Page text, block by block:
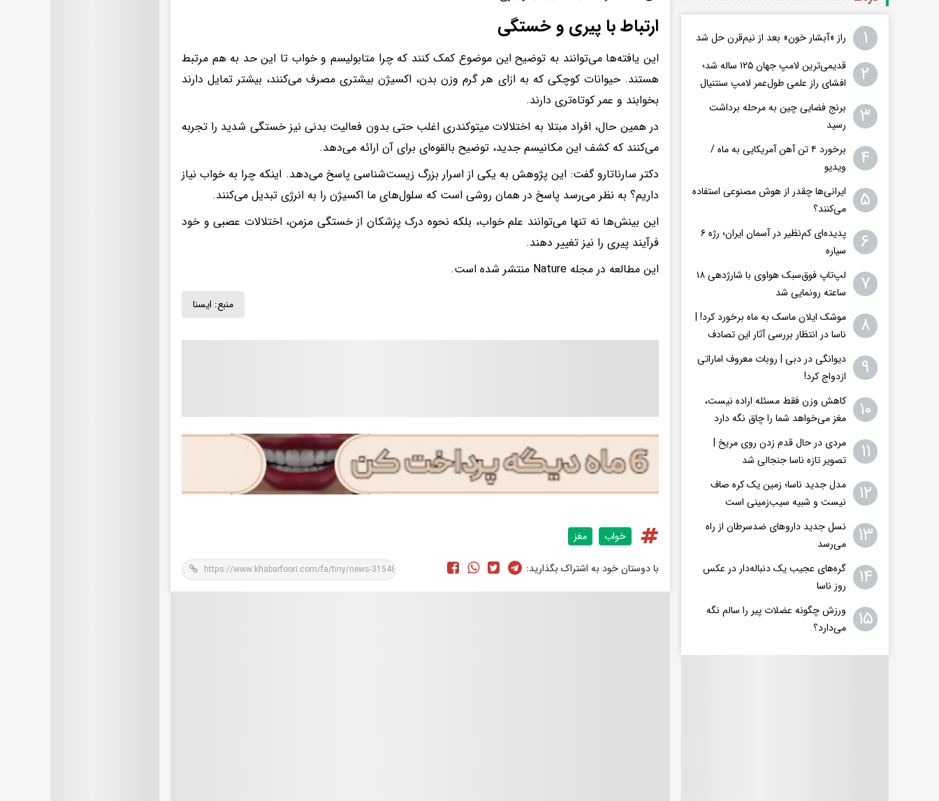
ارتباط با پیری و خستگی
این یافته‌ها می‌توانند به توضیح این موضوع کمک کنند که چرا متابولیسم و خواب تا این حد به هم مرتبط
هستند. حیوانات کوچکی که به ازای هر گرم وزن بدن، اکسیژن بیشتری مصرف می‌کنند، بیشتر تمایل دارند
بخوابند و عمر کوتاه‌تری دارند.
در همین حال، افراد مبتلا به اختلالات میتوکندری اغلب حتی بدون فعالیت بدنی نیز خستگی شدید را تجربه
می‌کنند که کشف این مکانیسم جدید، توضیح بالقوه‌ای برای آن ارائه می‌دهد.
دکتر سارناتارو گفت: این پژوهش به یکی از اسرار بزرگ زیست‌شناسی پاسخ می‌دهد. اینکه چرا به خواب نیاز
داریم؟ به نظر می‌رسد پاسخ در همان روشی است که سلول‌های ما اکسیژن را به انرژی تبدیل می‌کنند.
این بینش‌ها نه تنها می‌توانند علم خواب، بلکه نحوه درک پزشکان از خستگی مزمن، اختلالات عصبی و خود
فرآیند پیری را نیز تغییر دهند.
این مطالعه در مجله Nature منتشر شده است.
منبع: ايسنا
خواب مغز
با دوستان خود به اشتراک بگذارید:
۱ راز «آبشار خون» بعد از نیم‌قرن حل شد
۲
قدیمی‌ترین لامپ جهان ۱۲۵ ساله شد؛
افشای راز علمی طول‌عمر لامپ سنتنیال
۳
برنج فضایی چین به مرحله برداشت
رسید
۴
برخورد ۴ تن آهن آمریکایی به ماه /
ویدیو
۵
ایرانی‌ها چقدر از هوش مصنوعی استفاده
می‌کنند؟
۶
پدیده‌ای کم‌نظیر در آسمان ایران؛ رژه ۶
سیاره
۷
لپ‌تاپ فوق‌سبک هواوی با شارژدهی ۱۸
ساعته رونمایی شد
۸
موشک ایلان ماسک به ماه برخورد کرد! |
ناسا در انتظار بررسی آثار این تصادف
۹
دیوانگی در دبی | روبات معروف اماراتی
ازدواج کرد!
۱۰
کاهش وزن فقط مسئله اراده نیست،
مغز می‌خواهد شما را چاق نگه دارد
۱۱
مردی در حال قدم زدن روی مریخ |
تصویر تازه ناسا جنجالی شد
۱۲
مدل جدید ناسا؛ زمین یک کره‌ صاف
نیست و شبیه سیب‌زمینی است
۱۳
نسل جدید داروهای ضدسرطان از راه
می‌رسد
۱۴
گره‌های عجیب یک دنباله‌دار در عکس
روز ناسا
۱۵
ورزش چگونه عضلات پیر را سالم نگه
می‌دارد؟